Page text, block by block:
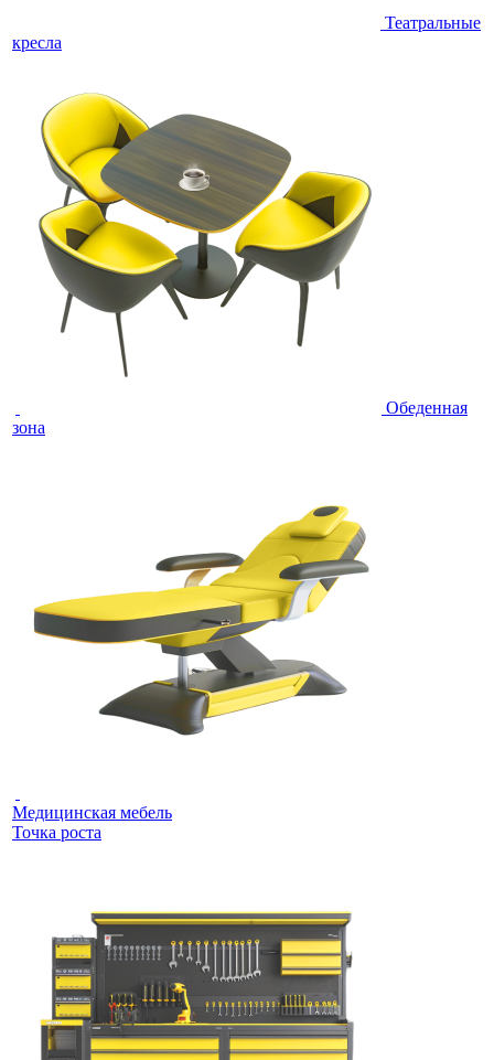
Театральные
кресла
Обеденная
зона
Медицинская мебель
Точка роста